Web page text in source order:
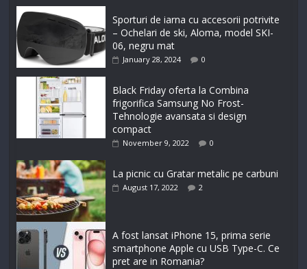
Sporturi de iarna cu accesorii potrivite
– Ochelari de ski, Aloma, model SKI-
06, negru mat
January 28, 2024 0
Black Friday oferta la Combina
frigorifica Samsung No Frost-
Tehnologie avansata si design
compact
November 9, 2022 0
La picnic cu Gratar metalic pe carbuni
August 17, 2022 2
A fost lansat iPhone 15, prima serie
smartphone Apple cu USB Type-C. Ce
pret are in Romania?